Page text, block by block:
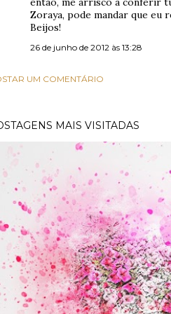
Zoraya, pode mandar que eu
Beijos!
26 de junho de 2012 às 13:28
UM COMENTÁRIO
MAIS VISITADAS